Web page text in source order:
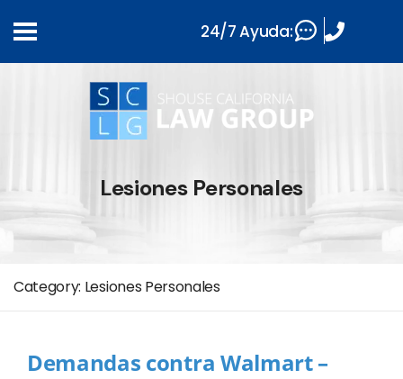
Lesiones Personales
Category: Lesiones Personales
Demandas contra Walmart –
24/7 Ayuda: